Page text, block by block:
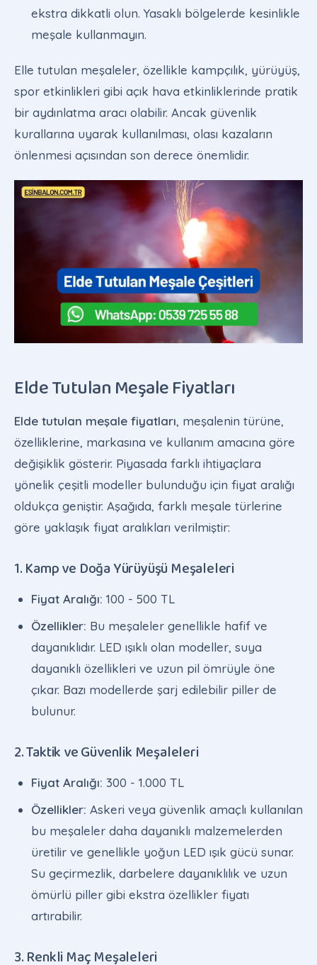
ekstra dikkatli olun. Yasaklı bölgelerde kesinlikle
meşale kullanmayın.
Elle tutulan meşaleler, özellikle kampçılık, yürüyüş,
spor etkinlikleri gibi açık hava etkinliklerinde pratik
bir aydınlatma aracı olabilir. Ancak güvenlik
kurallarına uyarak kullanılması, olası kazaların
önlenmesi açısından son derece önemlidir.
Elde Tutulan Meşale Fiyatları
Elde tutulan meşale fiyatları, meşalenin türüne,
özelliklerine, markasına ve kullanım amacına göre
değişiklik gösterir. Piyasada farklı ihtiyaçlara
yönelik çeşitli modeller bulunduğu için fiyat aralığı
oldukça geniştir. Aşağıda, farklı meşale türlerine
göre yaklaşık fiyat aralıkları verilmiştir:
1. Kamp ve Doğa Yürüyüşü Meşaleleri
Fiyat Aralığı: 100 - 500 TL
Özellikler: Bu meşaleler genellikle hafif ve
dayanıklıdır. LED ışıklı olan modeller, suya
dayanıklı özellikleri ve uzun pil ömrüyle öne
çıkar. Bazı modellerde şarj edilebilir piller de
bulunur.
2. Taktik ve Güvenlik Meşaleleri
Fiyat Aralığı: 300 - 1.000 TL
Özellikler: Askeri veya güvenlik amaçlı kullanılan
bu meşaleler daha dayanıklı malzemelerden
üretilir ve genellikle yoğun LED ışık gücü sunar.
Su geçirmezlik, darbelere dayanıklılık ve uzun
ömürlü piller gibi ekstra özellikler fiyatı
artırabilir.
3. Renkli Maç Meşaleleri